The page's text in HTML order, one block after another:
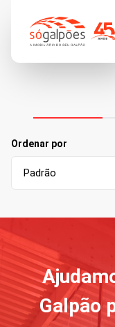
Ordenar por
Galpão